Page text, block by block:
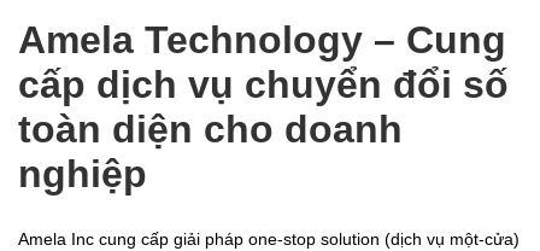
Amela Technology – Cung
cấp dịch vụ chuyển đổi số
toàn diện cho doanh
nghiệp
Amela Inc cung cấp giải pháp one-stop solution (dịch vụ một-cửa)